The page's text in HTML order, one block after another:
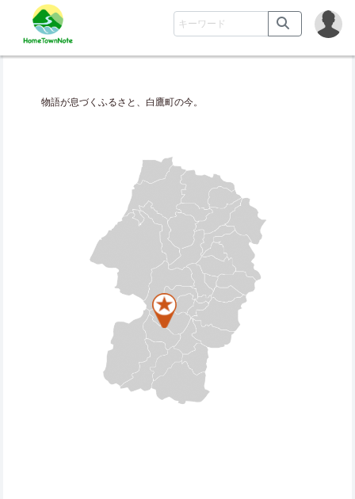
物語が息づくふるさと、白鷹町の今。